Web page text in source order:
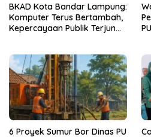
BKAD Kota Bandar Lampung:
Komputer Terus Bertambah,
Kepercayaan Publik Terjun
6 Proyek Sumur Bor Dinas PU